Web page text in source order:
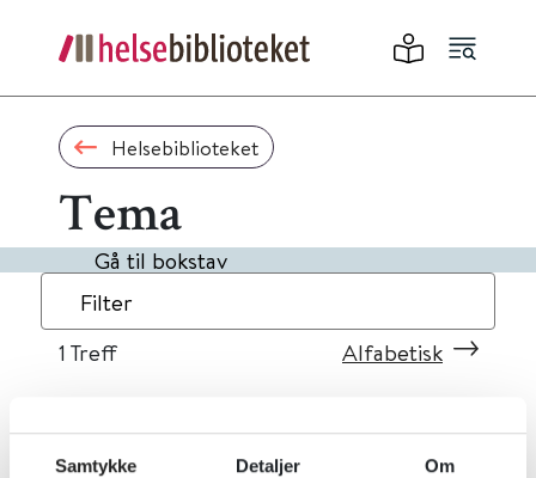
Samtykke Detaljer Om
Helsebiblioteket
Tema
Gå til bokstav
Filter
1 Treff Alfabetisk